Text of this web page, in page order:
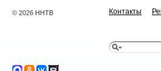
© 2026 ННТВ Контакты